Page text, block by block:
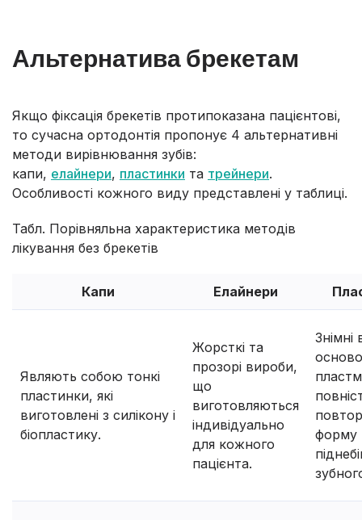
Альтернатива брекетам
Якщо фіксація брекетів протипоказана пацієнтові,
то сучасна ортодонтія пропонує 4 альтернативні
методи вирівнювання зубів:
капи, елайнери, пластинки та трейнери.
Особливості кожного виду представлені у таблиці.
Табл. Порівняльна характеристика методів
лікування без брекетів
Капи Елайнери
Являють собою тонкі
пластинки, які
виготовлені з силікону і
біопластику.
Жорсткі та
прозорі вироби,
що
виготовляються
індивідуально
для кожного
пацієнта.
Знімні
форму